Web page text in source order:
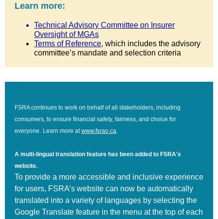
Learn more:
Technical Advisory Committee on Insurer
Oversight of MGAs
Terms of Reference, which includes the advisory
committee’s mandate and selection criteria
FSRA continues to work on behalf of all stakeholders, including
consumers, to ensure financial safety, fairness, and choice for
everyone. Learn more atwww.fsrao.ca.
A multi-lingual translation feature has been added to FSRA's
website.
To provide a more accessible and inclusive experience
for users, FSRA’s website can now be automatically
translated into a variety of languages by selecting the
Google Translate feature in the menu at the top of each